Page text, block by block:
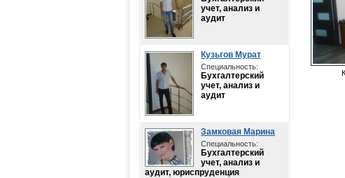
учет, анализ и
аудит
Кузьгов Мурат
Специальность:
Бухгалтерский
учет, анализ и
аудит
Замковая Марина
Специальность:
Бухгалтерский
учет, анализ и
аудит, юриспруденция